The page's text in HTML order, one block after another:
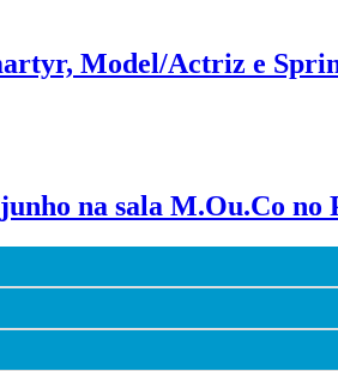
Model/Actriz e
na sala M.Ou.Co no